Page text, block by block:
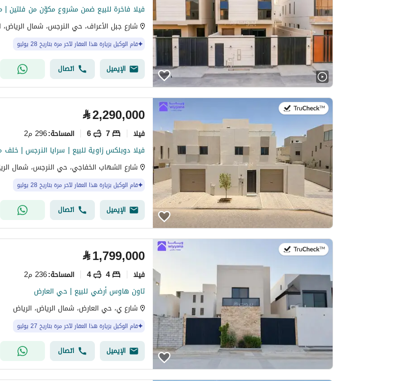
شارع جبل الأعراف، حي النرجس، شمال الرياض،
قام الوكيل بزيارة هذا العقار لآخر مرة بتاريخ 28 يوليو
الإيميل اتصال
⃁2,290,000
فیلا 7
6 المساحة:296 م2
فيلا دوبلكس زاوية للبيع | سرايا النرجس |
شارع الشهاب الخفاجي، حي النرجس، شمال
قام الوكيل بزيارة هذا العقار لآخر مرة بتاريخ 28 يوليو
الإيميل اتصال
⃁1,799,000
فیلا 4
4 المساحة:236 م2
تاون هاوس أرضي للبيع | حي العارض
شارع ي، حي العارض، شمال الرياض، الرياض
قام الوكيل بزيارة هذا العقار لآخر مرة بتاريخ 27 يوليو
الإيميل اتصال